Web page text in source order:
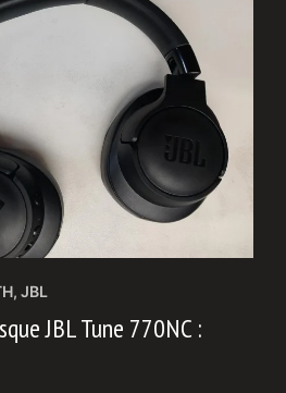
, JBL
JBL Tune 770NC :